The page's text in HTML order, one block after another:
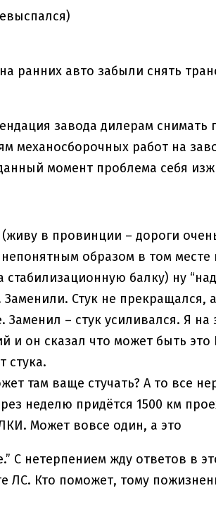
ранних авто забыли снять
завода дилерам
механосборочных работ на
момент проблема себя
в провинции – дороги
образом в том
стабилизационную балку) ну
Заменили. Стук не
Заменил – стук усиливался. Я на
и он сказал что может быть
стука.
там ваще стучать? А то все
неделю придётся 1500 км
Может вовсе один, а это
С нетерпением жду ответов в
ЛС. Кто поможет, тому